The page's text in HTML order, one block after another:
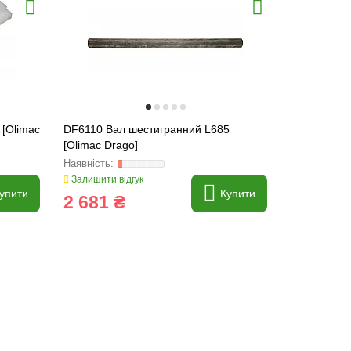
[Olimac
DF6110 Вал шестигранний L685
[Olimac Drago]
Залишити відгук
2 681 ₴ Купити